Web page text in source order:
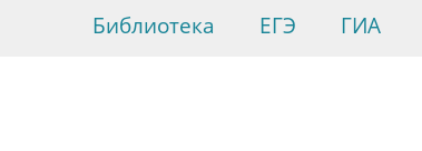
Библиотека ЕГЭ ГИА